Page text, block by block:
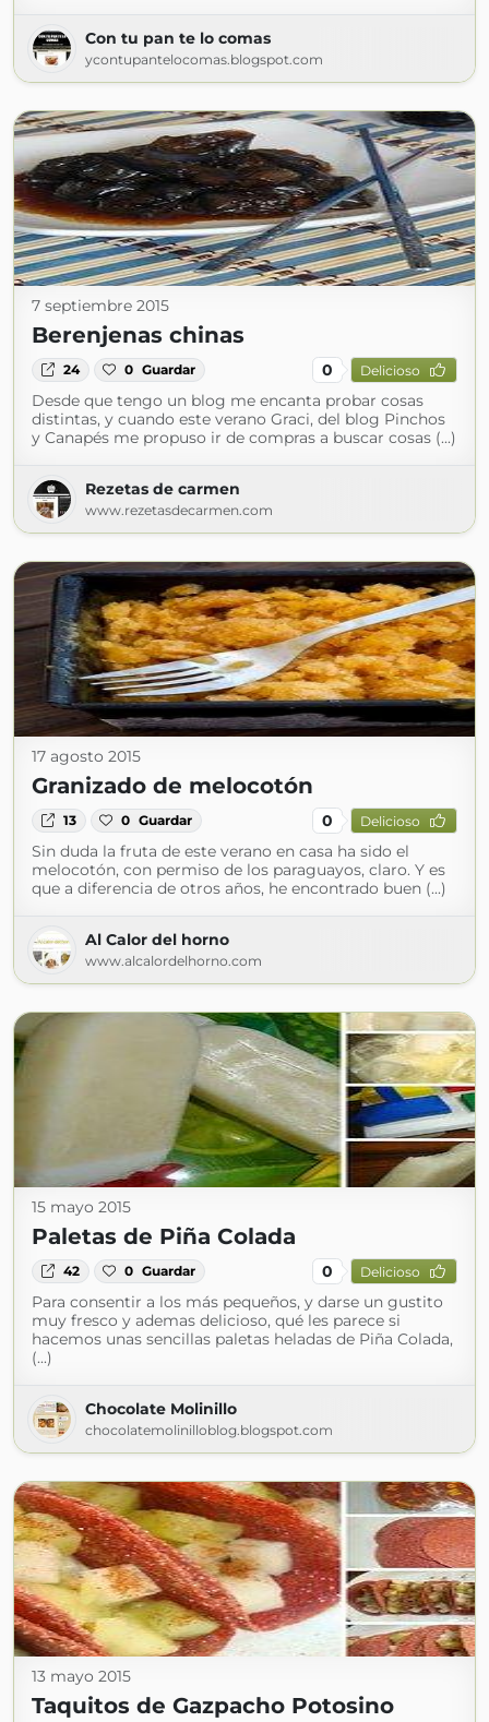
Con tu pan te lo comas
ycontupantelocomas.blogspot.com
7 septiembre 2015
Berenjenas chinas
24 0 Guardar 0 Delicioso
Desde que tengo un blog me encanta probar cosas
distintas, y cuando este verano Graci, del blog Pinchos
y Canapés me propuso ir de compras a buscar cosas (...)
Rezetas de carmen
www.rezetasdecarmen.com
17 agosto 2015
Granizado de melocotón
13 0 Guardar 0 Delicioso
Sin duda la fruta de este verano en casa ha sido el
melocotón, con permiso de los paraguayos, claro. Y es
que a diferencia de otros años, he encontrado buen (...)
Al Calor del horno
www.alcalordelhorno.com
15 mayo 2015
Paletas de Piña Colada
42 0 Guardar 0 Delicioso
Para consentir a los más pequeños, y darse un gustito
muy fresco y ademas delicioso, qué les parece si
hacemos unas sencillas paletas heladas de Piña Colada,
(...)
Chocolate Molinillo
chocolatemolinilloblog.blogspot.com
13 mayo 2015
Taquitos de Gazpacho Potosino